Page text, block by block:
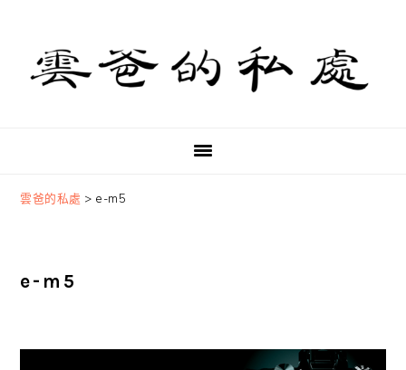
primary
navigation
content
primary
sidebar
雲爸的私處 > e-m5
e-m5